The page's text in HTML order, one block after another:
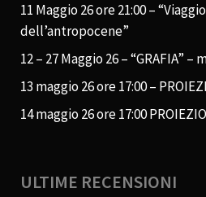
11 Maggio 26 ore 21:00 –
dell’antropocene”
12 – 27 Maggio 26 – “GRAFIA”
13 maggio 26 ore 17:00 –
14 maggio 26 ore 17:00
ULTIME RECENSIONI